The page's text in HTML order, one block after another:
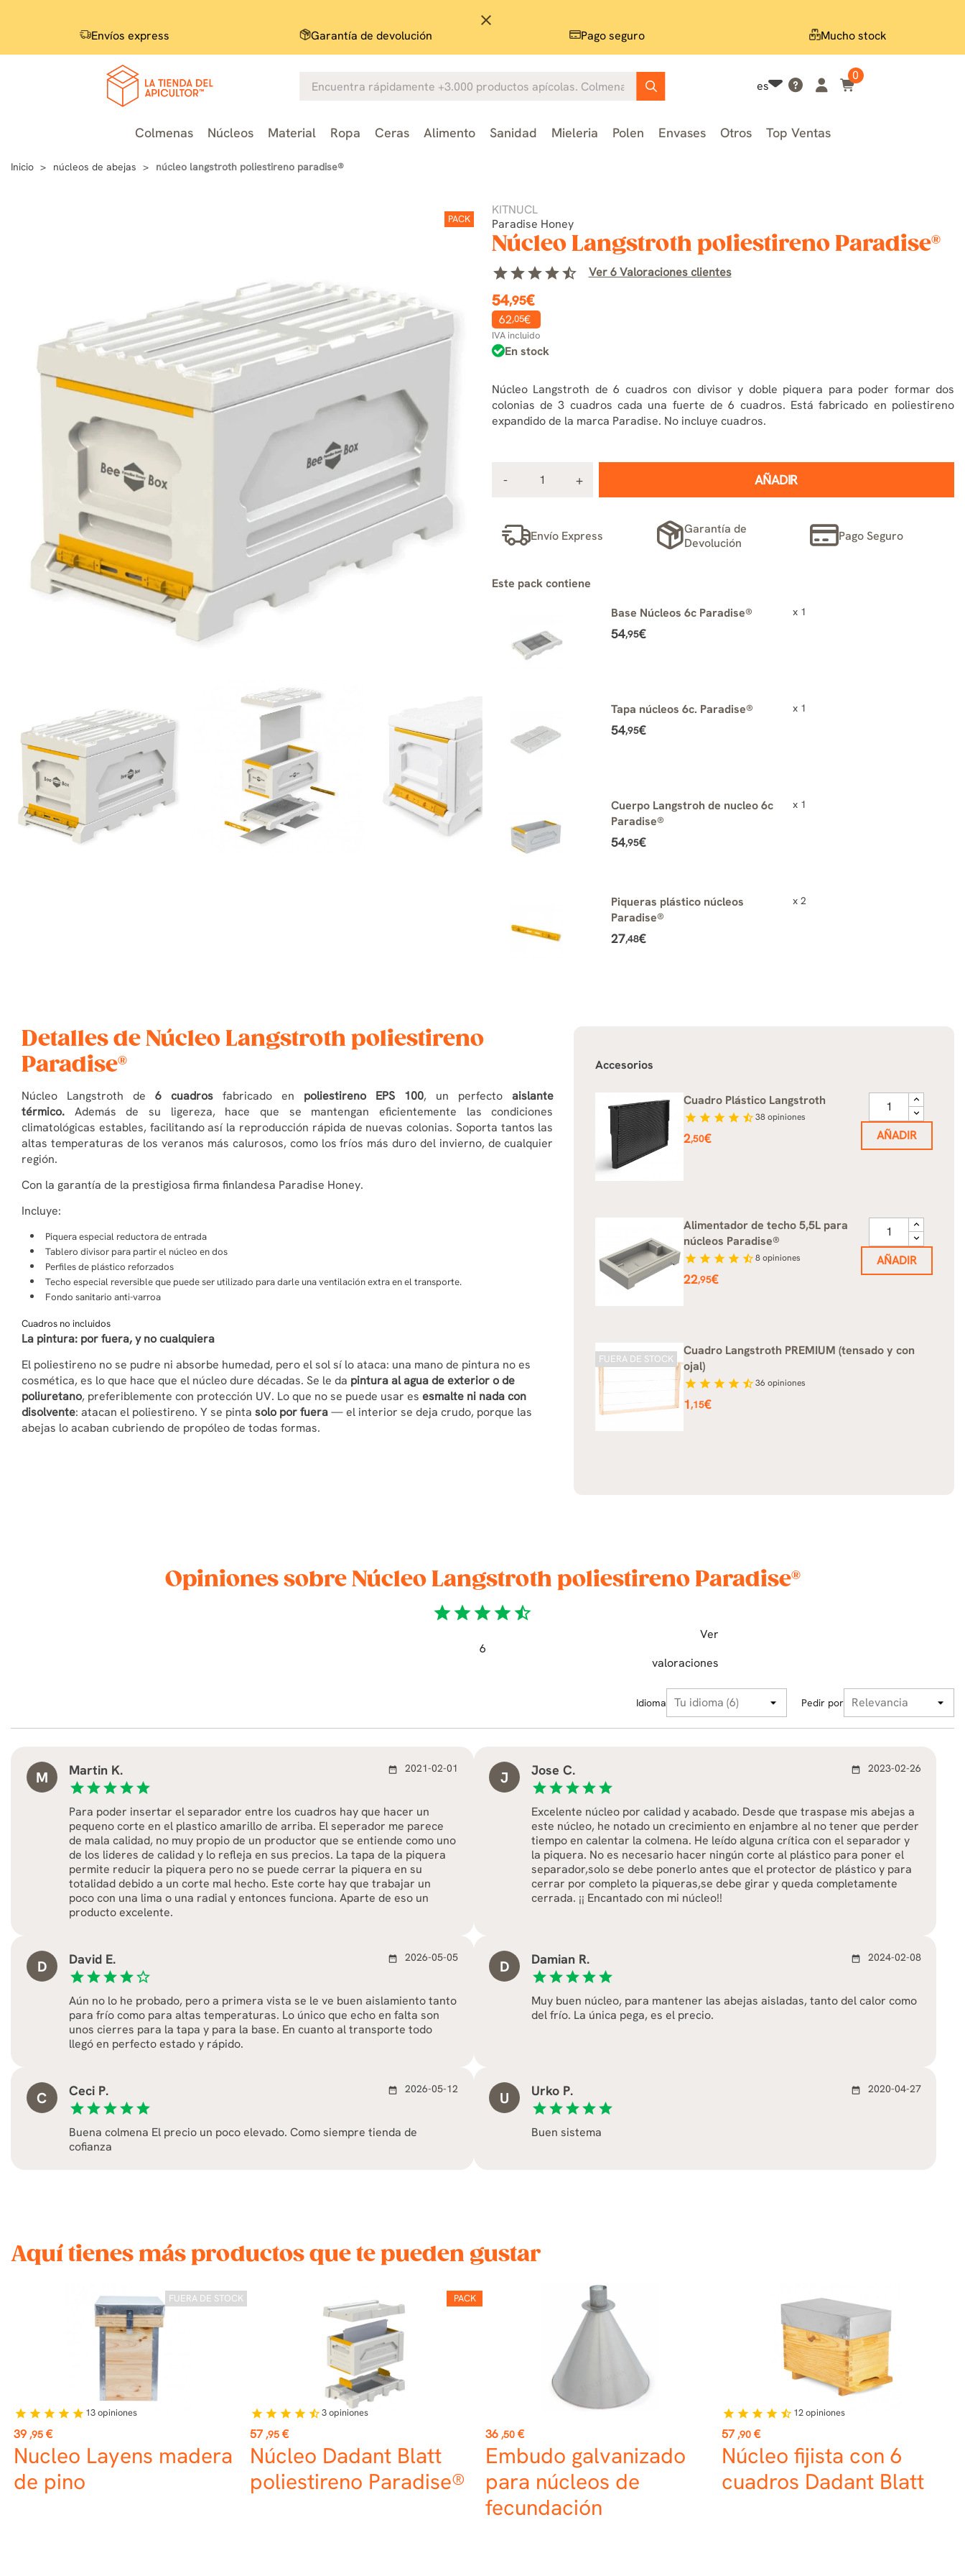
close
Envíos express Garantía de devolución Pago seguro Mucho stock
es
0
Colmenas Núcleos Material Ropa Ceras Alimento Sanidad Mieleria Polen Envases Otros Top Ventas
Inicio núcleos de abejas núcleo langstroth poliestireno paradise®
KITNUCL
Paradise Honey
Núcleo Langstroth poliestireno Paradise®
starstarstarstarstar_half Ver 6 Valoraciones clientes
PACK
54,95€
62,05€
IVA incluido
En stock
Núcleo Langstroth de 6 cuadros con divisor y doble piquera para poder formar dos
colonias de 3 cuadros cada una fuerte de 6 cuadros. Está fabricado en poliestireno
expandido de la marca Paradise. No incluye cuadros.
AÑADIR
Envío Express
Garantía de
Devolución
Pago Seguro
Este pack contiene
Base Núcleos 6c Paradise®
54,95€
x 1
Tapa núcleos 6c. Paradise®
54,95€
x 1
Cuerpo Langstroh de nucleo 6c
Paradise®
54,95€
x 1
Piqueras plástico núcleos
Paradise®
27,48€
x 2
Detalles de Núcleo Langstroth poliestireno
Paradise®
Núcleo Langstroth de 6 cuadrosfabricado en poliestireno EPS 100, un perfecto aislante
térmico. Además de su ligereza, hace que se mantengan eficientemente las condiciones
climatológicas estables, facilitando así la reproducción rápida de nuevas colonias. Soporta tantos las
altas temperaturas de los veranos más calurosos, como los fríos más duro del invierno, de cualquier
región.
Con la garantía de la prestigiosa firma finlandesa Paradise Honey.
Incluye:
Piquera especial reductora de entrada
Tablero divisor para partir el núcleo en dos
Perfiles de plástico reforzados
Techo especial reversible que puede ser utilizado para darle una ventilación extra en el transporte.
Fondo sanitario anti-varroa
Cuadros no incluidos
La pintura: por fuera, y no cualquiera
El poliestireno no se pudre ni absorbe humedad, pero el sol sí lo ataca: una mano de pintura no es
cosmética, es lo que hace que el núcleo dure décadas. Se le da pintura al agua de exterior o de
poliuretano, preferiblemente con protección UV. Lo que no se puede usar es esmalte ni nada con
disolvente: atacan el poliestireno. Y se pinta solo por fuera— el interior se deja crudo, porque las
abejas lo acaban cubriendo de propóleo de todas formas.
Accesorios
Cuadro Plástico Langstroth
star star star star star_half38opiniones
Precio
2,50€ AÑADIR
Alimentador de techo 5,5L para
núcleos Paradise®
star star star star star_half8opiniones
Precio
22,95€
AÑADIR
Cuadro Langstroth PREMIUM (tensado y con
ojal)
star star star star star_half36 opiniones
Precio
1,15€
FUERA DE STOCK
Opiniones sobre Núcleo Langstroth poliestireno Paradise®
starstarstarstarstar_half
Ver
6
valoraciones
Idioma Pedir por
M
Martin K.
starstarstarstarstar
date_range 2021-02-01
Para poder insertar el separador entre los cuadros hay que hacer un
pequeno corte en el plastico amarillo de arriba. El seperador me parece
de mala calidad, no muy propio de un productor que se entiende como uno
de los lideres de calidad y lo refleja en sus precios. La tapa de la piquera
permite reducir la piquera pero no se puede cerrar la piquera en su
totalidad debido a un corte mal hecho. Este corte hay que trabajar un
poco con una lima o una radial y entonces funciona. Aparte de eso un
producto excelente.
J
Jose C.
starstarstarstarstar
date_range 2023-02-26
Excelente núcleo por calidad y acabado. Desde que traspase mis abejas a
este núcleo, he notado un crecimiento en enjambre al no tener que perder
tiempo en calentar la colmena. He leído alguna crítica con el separador y
la piquera. No es necesario hacer ningún corte al plástico para poner el
separador,solo se debe ponerlo antes que el protector de plástico y para
cerrar por completo la piqueras,se debe girar y queda completamente
cerrada. ¡¡ Encantado con mi núcleo!!
D
David E.
starstarstarstarstar_border
date_range 2026-05-05
Aún no lo he probado, pero a primera vista se le ve buen aislamiento tanto
para frío como para altas temperaturas. Lo único que echo en falta son
unos cierres para la tapa y para la base. En cuanto al transporte todo
llegó en perfecto estado y rápido.
D
Damian R.
starstarstarstarstar
date_range 2024-02-08
Muy buen núcleo, para mantener las abejas aisladas, tanto del calor como
del frío. La única pega, es el precio.
C
Ceci P.
starstarstarstarstar
date_range 2026-05-12
Buena colmena El precio un poco elevado. Como siempre tienda de
cofianza
U
Urko P.
starstarstarstarstar
date_range 2020-04-27
Buen sistema
Aquí tienes más productos que te pueden gustar
FUERA DE STOCK
Precio
39 ,95 €
Nucleo Layens madera
de pino
star star star star star 13opiniones
PACK
Precio
57 ,95 €
Núcleo Dadant Blatt
poliestireno Paradise®
star star star star star_half3opiniones
Precio
36 ,50 €
Embudo galvanizado
para núcleos de
fecundación
Precio
57 ,90 €
Núcleo fijista con 6
cuadros Dadant Blatt
star star star star star_half 12opiniones